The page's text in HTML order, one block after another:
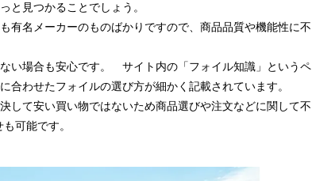
と見つかることでしょう。
有名メーカーのものばかりですので、商品品質や機能性に不
い場合も安心です。 サイト内の「フォイル知識」というペ
合わせたフォイルの選び方が細かく記載されています。
して安い買い物ではないため商品選びや注文などに関して不
可能です。